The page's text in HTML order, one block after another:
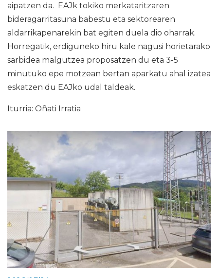
aipatzen da. EAJk tokiko merkataritzaren
bideragarritasuna babestu eta sektorearen
aldarrikapenarekin bat egiten duela dio oharrak.
Horregatik, erdiguneko hiru kale nagusi horietarako
sarbidea malgutzea proposatzen du eta 3-5
minutuko epe motzean bertan aparkatu ahal izatea
eskatzen du EAJko udal taldeak.
Iturria: Oñati Irratia